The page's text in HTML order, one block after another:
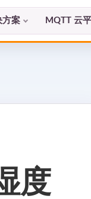
方案 MQTT 云
度